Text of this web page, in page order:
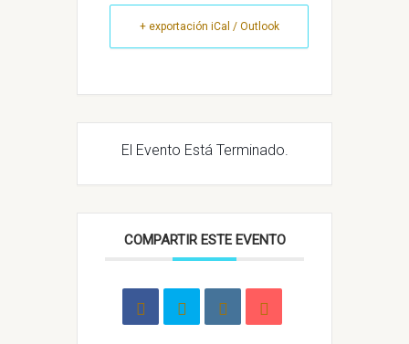
+ exportación iCal / Outlook
El Evento Está Terminado.
COMPARTIR ESTE EVENTO